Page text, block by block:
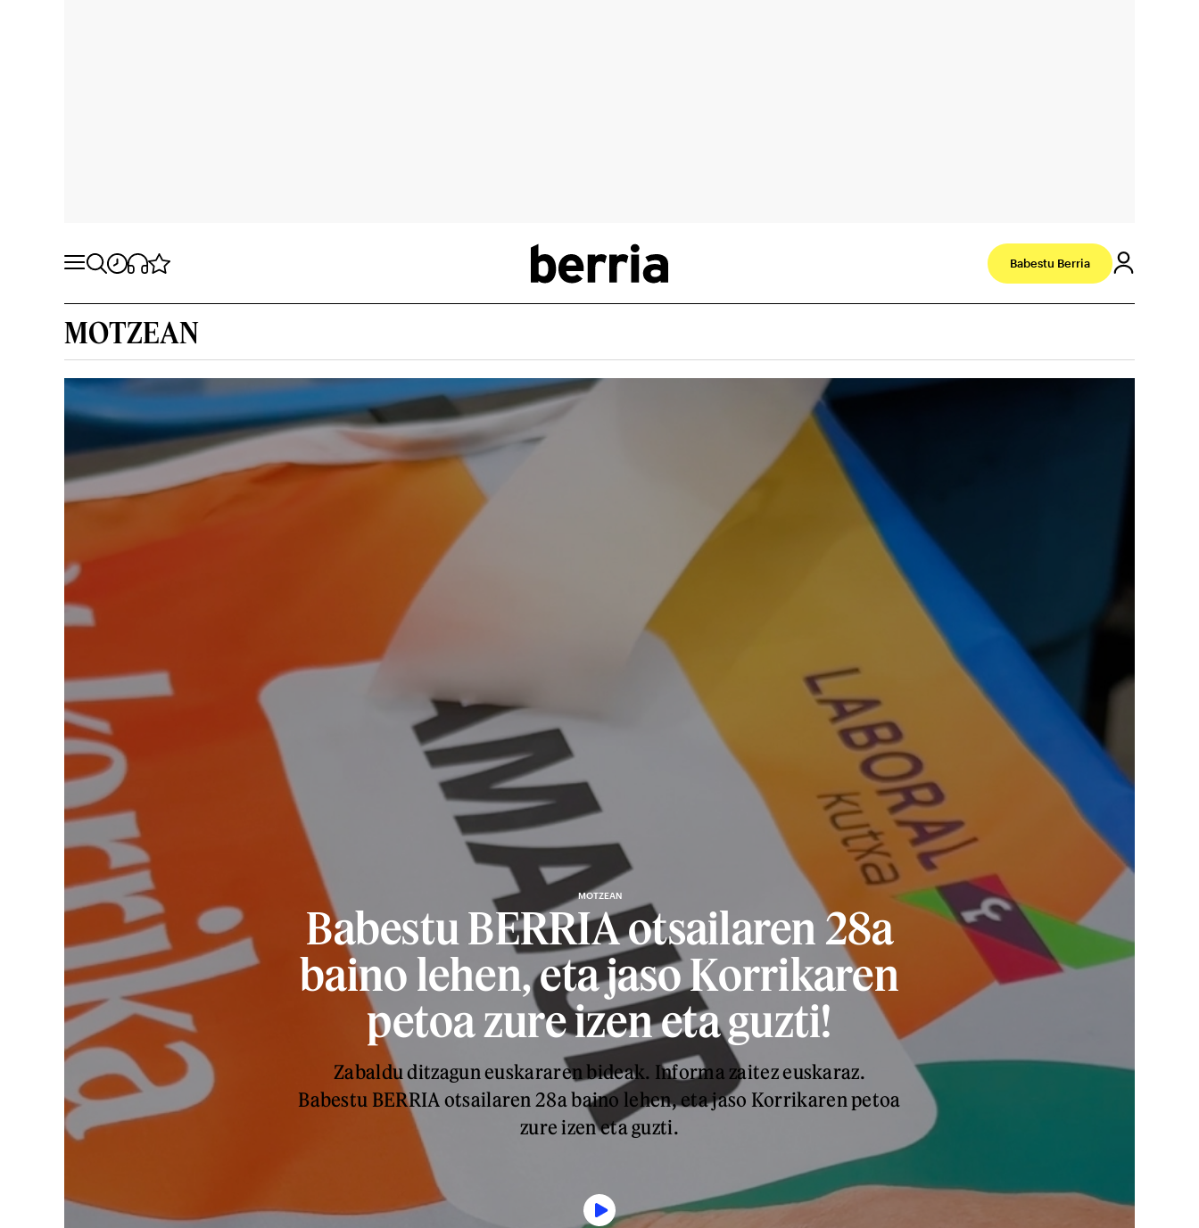
Babestu Berria
MOTZEAN
MOTZEAN
Babestu BERRIA otsailaren 28a
baino lehen, eta jaso Korrikaren
petoa zure izen eta guzti!
Zabaldu ditzagun euskararen bideak. Informa zaitez euskaraz.
Babestu BERRIA otsailaren 28a baino lehen, eta jaso Korrikaren petoa
zure izen eta guzti.